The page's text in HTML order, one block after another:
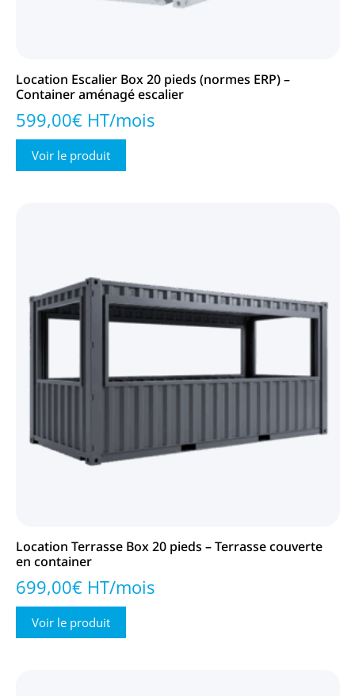
Location Escalier Box 20 pieds (normes ERP) –
Container aménagé escalier
599,00€ HT/mois
Voir le produit
Location Terrasse Box 20 pieds – Terrasse couverte
en container
699,00€ HT/mois
Voir le produit